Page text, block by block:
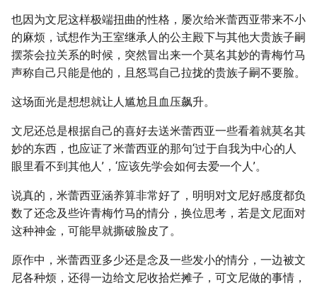
也因为文尼这样极端扭曲的性格，屡次给米蕾西亚带来不小
的麻烦，试想作为王室继承人的公主殿下与其他大贵族子嗣
摆茶会拉关系的时候，突然冒出来一个莫名其妙的青梅竹马
声称自己只能是他的，且怒骂自己拉拢的贵族子嗣不要脸。
这场面光是想想就让人尴尬且血压飙升。
文尼还总是根据自己的喜好去送米蕾西亚一些看着就莫名其
妙的东西，也应证了米蕾西亚的那句‘过于自我为中心的人
眼里看不到其他人’，‘应该先学会如何去爱一个人’。
说真的，米蕾西亚涵养算非常好了，明明对文尼好感度都负
数了还念及些许青梅竹马的情分，换位思考，若是文尼面对
这种神金，可能早就撕破脸皮了。
原作中，米蕾西亚多少还是念及一些发小的情分，一边被文
尼各种烦，还得一边给文尼收拾烂摊子，可文尼做的事情，